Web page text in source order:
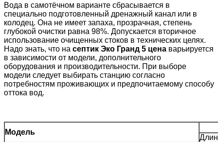
Вода в самотёчном варианте сбрасывается в
специально подготовленный дренажный канал или в
колодец. Она не имеет запаха, прозрачная, степень
глубокой очистки равна 98%. Допускается вторичное
использование очищенных стоков в технических целях.
Надо знать, что на септик Эко Гранд 5 цена варьируется
в зависимости от модели, дополнительного
оборудования и производительности. При выборе
модели следует выбирать станцию согласно
потребностям проживающих и предпочитаемому способу
оттока вод.
Модель